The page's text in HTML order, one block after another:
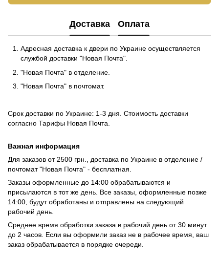
Доставка Оплата
Адресная доставка к двери по Украине осуществляется
службой доставки "Новая Почта".
"Новая Почта" в отделение.
"Новая Почта" в почтомат.
Срок доставки по Украине: 1-3 дня. Стоимость доставки
согласно Тарифы Новая Почта
Важная информация
Для заказов от 2500 грн., доставка по Украине в отделение /
почтомат "Новая Почта" - бесплатная.
Заказы оформленные до 14:00 обрабатываются и
присылаются в тот же день. Все заказы, оформленные позже
14:00, будут обработаны и отправлены на следующий
рабочий день.
Среднее время обработки заказа в рабочий день от 30 минут
до 2 часов. Если вы оформили заказ не в рабочее время, ваш
заказ обрабатывается в порядке очереди.